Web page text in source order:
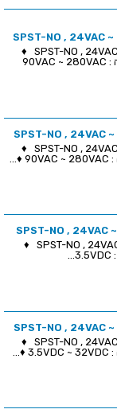
ממסר SPST-NO , 24VAC ~ 280VAC , 40A - SSR ♦
מק''ט יצרן : A2440 ♦ מתח בקרה : 90VAC ~ 280VAC
ממסר SPST-NO , 24VAC ~ 280VAC , 50A - SSR ♦
ממסר SPST-NO , 24VAC ~ 280VAC , 10A - SSR ♦
ממסר SPST-NO , 24VAC ~ 280VAC , 25A - SSR ♦